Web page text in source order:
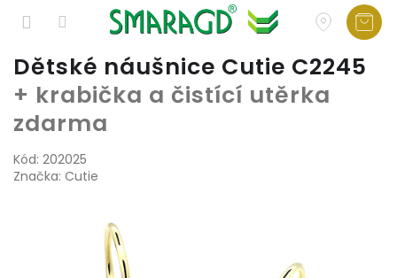
Přejít
obsah
Dětské náušnice Cutie C2245
+ krabička a čistící utěrka
zdarma
Kód: 202025
Značka: Cutie